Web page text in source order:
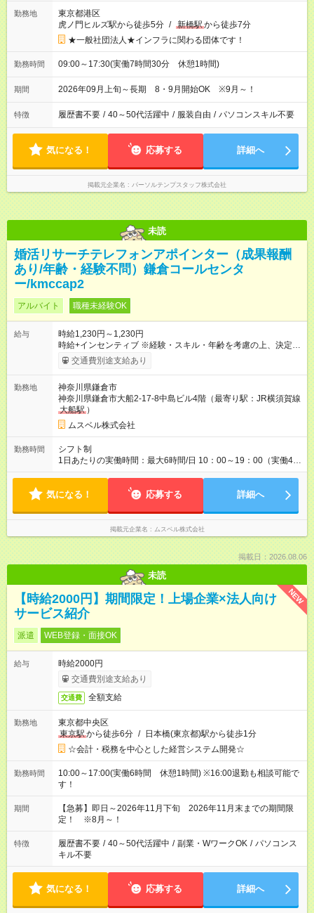
勤務地
東京都港区
虎ノ門ヒルズ駅から徒歩5分 / 新橋駅から徒歩7分
★一般社団法人★インフラに関わる団体です！
勤務時間 09:00～17:30(実働7時間30分 休憩1時間)
期間 2026年09月上旬～長期 8・9月開始OK ※9月～！
特徴 履歴書不要 / 40～50代活躍中 / 服装自由 / パソコンスキル不要
気になる！ 応募する 詳細へ
掲載元企業名 パーソルテンプスタッフ株式会社
未読
婚活リサーチテレフォンアポインター（成果報酬
あり/年齢・経験不問）鎌倉コールセンタ
ー/kmccap2
アルバイト 職種未経験OK
給与
時給1,230円～1,230円
時給+インセンティブ ※経験・スキル・年齢を考慮の上、決定し
ます。 《成果に応じたインセンティブ支給例》 テレアポ未経
験、入社5ヶ月目の女性パートさんが、時給に加えて、月7万円
果・貢献に応じた報酬制度が導入されています。 ※試用期間は3
ヶ月で、その間は有期契約です。そのほかの条件に変更はあり
ません。 【試用期間】試用期間あり 試用期間の長さ：2ヶ月
※ 雇用形態と給与に、本採用時と異なる部分があります。 雇用
形態：中途採用（契約社員） 給与：本採用時と同じです。 ※試
用期間は2ヶ月で、その間は有期契約です。そのほかの条件に変
更はありません。 ※月所定労働時間が110時間未満の方は試用期
交通費別途支給あり
勤務地
神奈川県鎌倉市
神奈川県鎌倉市大船2-17-8中島ビル4階（最寄り駅：JR横須賀線
大船駅 ）
ムスベル株式会社
勤務時間
シフト制
1日あたりの実働時間：最大6時間/日 10：00～19：00（実働4時
間～6時間） ・上記期間帯のうち4時間～6時間 ・週3日～5日
気になる！ 応募する 詳細へ
掲載元企業名 ムスベル株式会社
掲載日：2026.08.06
未読
NEW
【時給2000円】期間限定！上場企業×法人向け
サービス紹介
派遣 WEB登録・面接OK
給与
時給2000円
交通費別途支給あり
交通費 全額支給
勤務地
東京都中央区
東京駅から徒歩6分 / 日本橋(東京都)駅から徒歩1分
☆会計・税務を中心とした経営システム開発☆
勤務時間
10:00～17:00(実働6時間 休憩1時間) ※16:00退勤も相談可能で
す！
期間
【急募】即日～2026年11月下旬 2026年11月末までの期間限
定！ ※8月～！
特徴 履歴書不要 / 40～50代活躍中 / 副業・WワークOK / パソコンス
キル不要
気になる！ 応募する 詳細へ